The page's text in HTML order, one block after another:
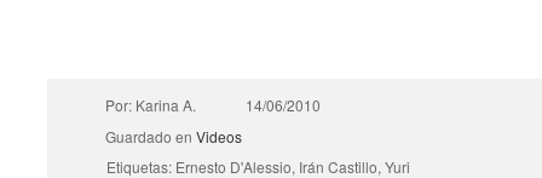
Por: Karina A.
14/06/2010
Guardado en Videos
Etiquetas: Ernesto D'Alessio, Irán Castillo, Yuri